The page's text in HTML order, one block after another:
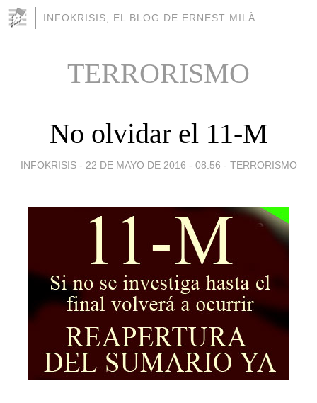
INFOKRISIS, EL BLOG DE ERNEST MILÀ
TERRORISMO
No olvidar el 11-M
INFOKRISIS - 22 DE MAYO DE 2016 - 08:56 - TERRORISMO